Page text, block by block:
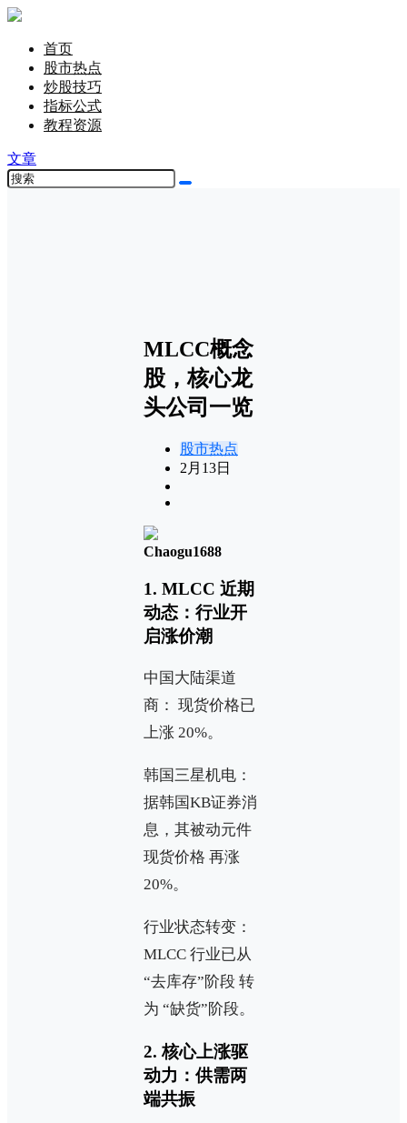
首页
股市热点
炒股技巧
指标公式
教程资源
文章
MLCC概念
股，核心龙
头公司一览
股市热点
2月13日
Chaogu1688
1. MLCC 近期
动态：行业开
启涨价潮
中国大陆渠道
商： 现货价格已
上涨 20%。
韩国三星机电：
据韩国KB证券消
息，其被动元件
现货价格 再涨
20%。
行业状态转变：
MLCC 行业已从
“去库存”阶段 转
为 “缺货”阶段。
2. 核心上涨驱
动力：供需两
端共振